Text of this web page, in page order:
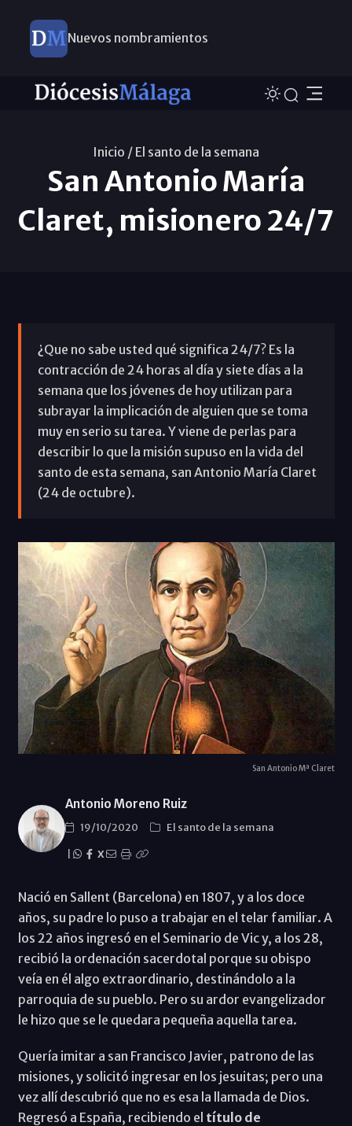
Nuevos nombramientos
Inicio / El santo de la semana
San Antonio María
Claret, misionero 24/7
¿Que no sabe usted qué significa 24/7? Es la
contracción de 24 horas al día y siete días a la
semana que los jóvenes de hoy utilizan para
subrayar la implicación de alguien que se toma
muy en serio su tarea. Y viene de perlas para
describir lo que la misión supuso en la vida del
santo de esta semana, san Antonio María Claret
(24 de octubre).
San Antonio Mª Claret
Antonio Moreno Ruiz
19/10/2020
El santo de la semana
X
Nació en Sallent (Barcelona) en 1807, y a los doce
años, su padre lo puso a trabajar en el telar familiar. A
los 22 años ingresó en el Seminario de Vic y, a los 28,
recibió la ordenación sacerdotal porque su obispo
veía en él algo extraordinario, destinándolo a la
parroquia de su pueblo. Pero su ardor evangelizador
le hizo que se le quedara pequeña aquella tarea.
Quería imitar a san Francisco Javier, patrono de las
misiones, y solicitó ingresar en los jesuitas; pero una
vez allí descubrió que no es esa la llamada de Dios.
Regresó a España, recibiendo el título de